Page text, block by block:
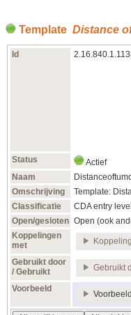
Template Distance
Id
Status Actief
Naam
Omschrijving
Template:
Classificatie
CDA entry
Open/gesloten Open (ook
Koppelingen
met
Gebruikt door
/ Gebruikt
Gebruikt
Voorbeeld
Voorbeeld